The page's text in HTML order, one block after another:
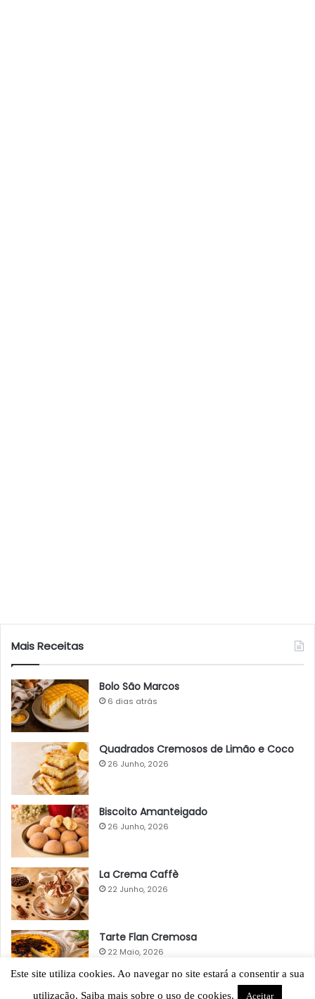
Mais Receitas
Bolo São Marcos
6 dias atrás
Quadrados Cremosos de Limão e Coco
26 Junho, 2026
Biscoito Amanteigado
26 Junho, 2026
La Crema Caffè
22 Junho, 2026
Tarte Flan Cremosa
22 Maio, 2026
Este site utiliza cookies. Ao navegar no site estará a consentir a sua
utilização. Saiba mais sobre o uso de cookies.
Aceitar